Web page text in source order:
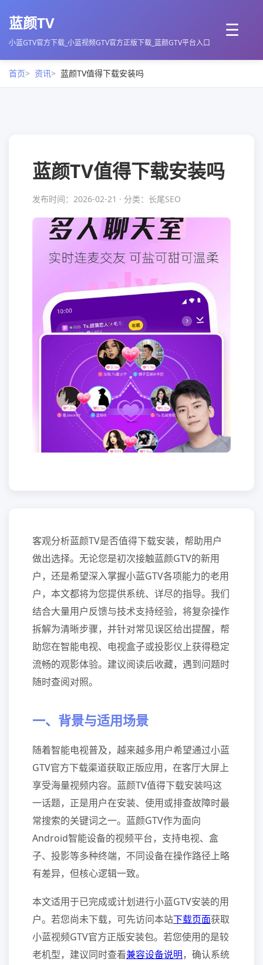
蓝颜TV
小蓝GTV官方下载_小蓝视频GTV官方正版下载_蓝颜GTV平台入口
☰
首页 资讯 蓝颜TV值得下载安装吗
蓝颜TV值得下载安装吗
发布时间：2026-02-21 · 分类：长尾SEO
客观分析蓝颜TV是否值得下载安装，帮助用户
做出选择。无论您是初次接触蓝颜GTV的新用
户，还是希望深入掌握小蓝GTV各项能力的老用
户，本文都将为您提供系统、详尽的指导。我们
结合大量用户反馈与技术支持经验，将复杂操作
拆解为清晰步骤，并针对常见误区给出提醒，帮
助您在智能电视、电视盒子或投影仪上获得稳定
流畅的观影体验。建议阅读后收藏，遇到问题时
随时查阅对照。
一、背景与适用场景
随着智能电视普及，越来越多用户希望通过小蓝
GTV官方下载渠道获取正版应用，在客厅大屏上
享受海量视频内容。蓝颜TV值得下载安装吗这
一话题，正是用户在安装、使用或排查故障时最
常搜索的关键词之一。蓝颜GTV作为面向
Android智能设备的视频平台，支持电视、盒
子、投影等多种终端，不同设备在操作路径上略
有差异，但核心逻辑一致。
本文适用于已完成或计划进行小蓝GTV安装的用
户。若您尚未下载，可先访问本站下载页面获取
小蓝视频GTV官方正版安装包。若您使用的是较
老机型，建议同时查看兼容设备说明，确认系统